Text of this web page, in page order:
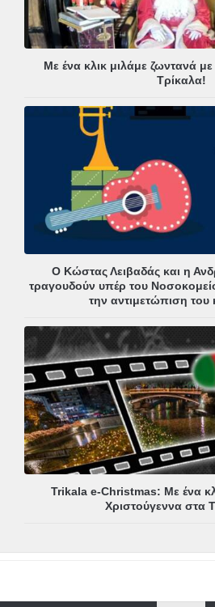
Με ένα κλικ μιλάμε ζωντανά
Τρίκαλα!
Ο Κώστας Λειβαδάς και η
τραγουδούν υπέρ του
την αντιμετώπιση
Trikala e-Christmas: Με ένα
Χριστούγεννα στα